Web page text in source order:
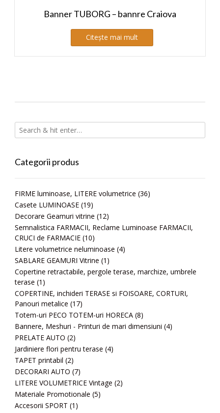
Banner TUBORG – bannre Craiova
Citește mai mult
Categorii produs
FIRME luminoase, LITERE volumetrice (36)
Casete LUMINOASE (19)
Decorare Geamuri vitrine (12)
Semnalistica FARMACII, Reclame Luminoase FARMACII,
CRUCI de FARMACIE (10)
Litere volumetrice neluminoase (4)
SABLARE GEAMURI Vitrine (1)
Copertine retractabile, pergole terase, marchize, umbrele
terase (1)
COPERTINE, inchideri TERASE si FOISOARE, CORTURI,
Panouri metalice (17)
Totem-uri PECO TOTEM-uri HORECA (8)
Bannere, Meshuri - Printuri de mari dimensiuni (4)
PRELATE AUTO (2)
Jardiniere flori pentru terase (4)
TAPET printabil (2)
DECORARI AUTO (7)
LITERE VOLUMETRICE Vintage (2)
Materiale Promotionale (5)
Accesorii SPORT (1)